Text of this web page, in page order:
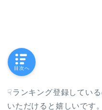
☟ランキング登録してい
いただけると嬉しいです。
目次へ